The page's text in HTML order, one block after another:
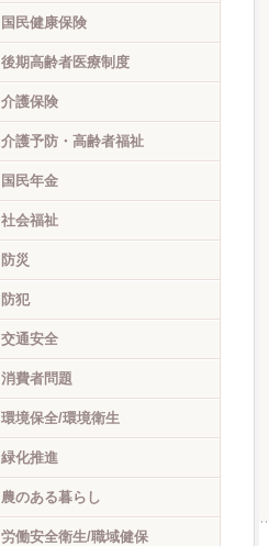
国民健康保険
後期高齢者医療制度
介護保険
介護予防・高齢者福祉
国民年金
社会福祉
防災
防犯
交通安全
消費者問題
環境保全/環境衛生
緑化推進
農のある暮らし
労働安全衛生/職域健保